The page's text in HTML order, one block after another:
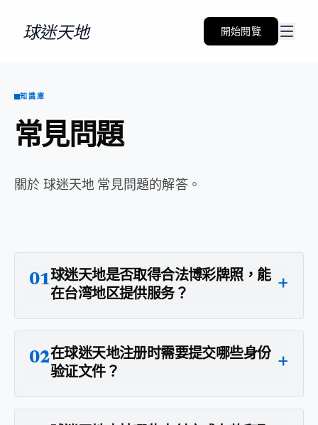
球迷天地 開始閱覽
知識庫
常見問題
關於 球迷天地 常見問題的解答。
01球迷天地是否取得合法博彩牌照，能
在台湾地区提供服务？
+
02在球迷天地注册时需要提交哪些身份
验证文件？
+